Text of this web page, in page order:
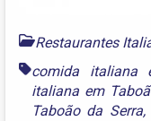
Restaurantes
comida italiana
italiana em
Taboão da Serra,